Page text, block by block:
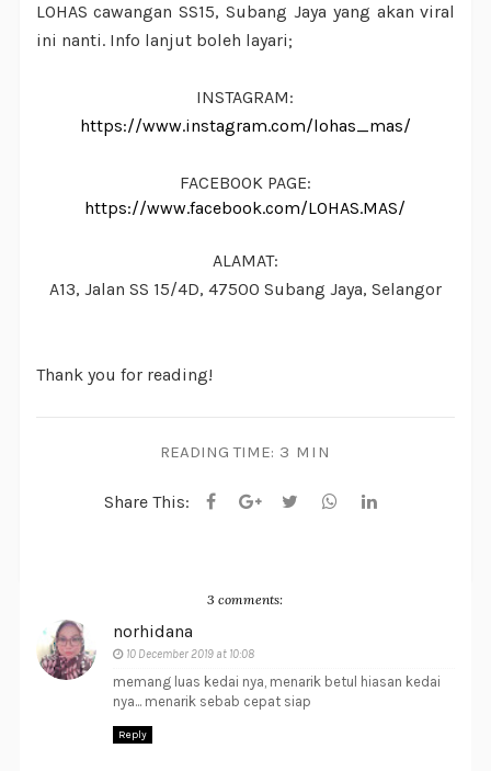
LOHAS cawangan SS15, Subang Jaya yang akan viral
ini nanti. Info lanjut boleh layari;
INSTAGRAM:
https://www.instagram.com/lohas_mas/
FACEBOOK PAGE:
https://www.facebook.com/LOHAS.MAS/
ALAMAT:
A13, Jalan SS 15/4D, 47500 Subang Jaya, Selangor
Thank you for reading!
READING TIME: 3 MIN
Share This:
3 comments:
norhidana
10 December 2019 at 10:08
memang luas kedai nya, menarik betul hiasan kedai
nya... menarik sebab cepat siap
Reply